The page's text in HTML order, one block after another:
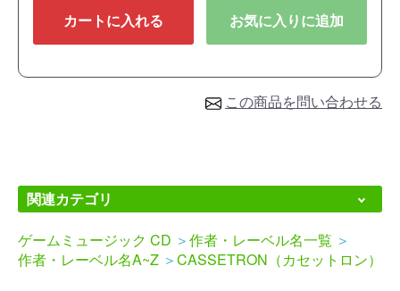
カートに入れる お気に入りに追加
この商品を問い合わせる
関連カテゴリ
ゲームミュージック CD ＞作者・レーベル名一覧 ＞
作者・レーベル名A~Z ＞CASSETRON（カセットロン）